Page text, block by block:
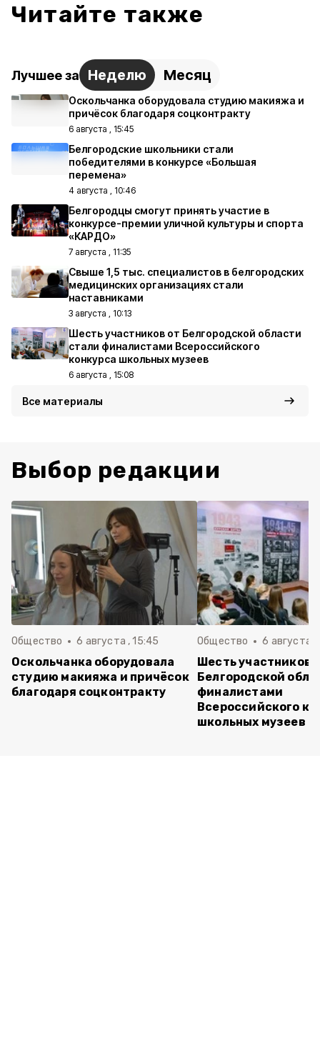
Читайте также
Лучшее за Неделю Месяц
Оскольчанка оборудовала студию макияжа и
причёсок благодаря соцконтракту
6 августа , 15:45
Белгородские школьники стали
победителями в конкурсе «Большая
перемена»
4 августа , 10:46
Белгородцы смогут принять участие в
конкурсе-премии уличной культуры и спорта
«КАРДО»
7 августа , 11:35
Свыше 1,5 тыс. специалистов в белгородских
медицинских организациях стали
наставниками
3 августа , 10:13
Шесть участников от Белгородской области
стали финалистами Всероссийского
конкурса школьных музеев
6 августа , 15:08
Все материалы
Выбор редакции
Общество 6 августа , 15:45
Оскольчанка оборудовала
студию макияжа и причёсок
благодаря соцконтракту
Общество 6 августа ,
Шесть участников
Белгородской
финалистами
Всероссийского
школьных музеев